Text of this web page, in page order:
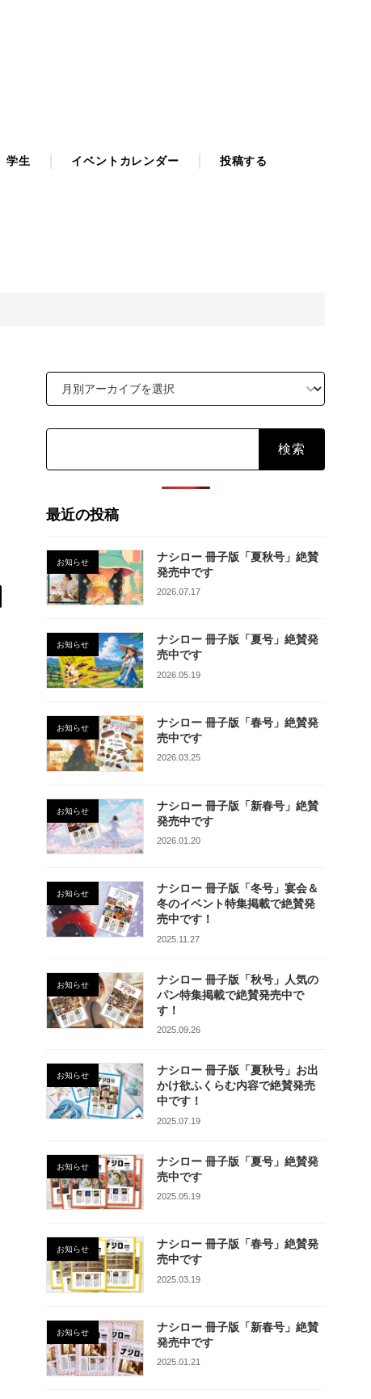
学生 イベントカレンダー 投稿する
最近の投稿
お知らせ
ナシロー 冊子版「夏秋号」絶賛
発売中です
2026.07.17
お知らせ
ナシロー 冊子版「夏号」絶賛発
売中です
2026.05.19
お知らせ
ナシロー 冊子版「春号」絶賛発
売中です
2026.03.25
お知らせ
ナシロー 冊子版「新春号」絶賛
発売中です
2026.01.20
お知らせ
ナシロー 冊子版「冬号」宴会＆
冬のイベント特集掲載で絶賛発
売中です！
2025.11.27
お知らせ
ナシロー 冊子版「秋号」人気の
パン特集掲載で絶賛発売中で
す！
2025.09.26
お知らせ
ナシロー 冊子版「夏秋号」お出
かけ欲ふくらむ内容で絶賛発売
中です！
2025.07.19
お知らせ
ナシロー 冊子版「夏号」絶賛発
売中です
2025.05.19
お知らせ
ナシロー 冊子版「春号」絶賛発
売中です
2025.03.19
お知らせ
ナシロー 冊子版「新春号」絶賛
発売中です
2025.01.21